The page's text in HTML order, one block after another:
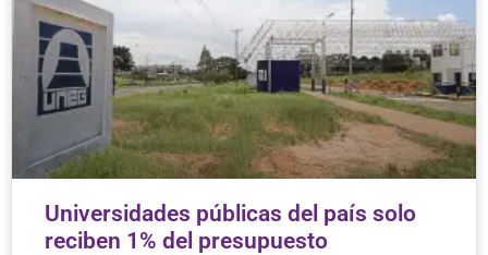
Universidades públicas del país solo
reciben 1% del presupuesto